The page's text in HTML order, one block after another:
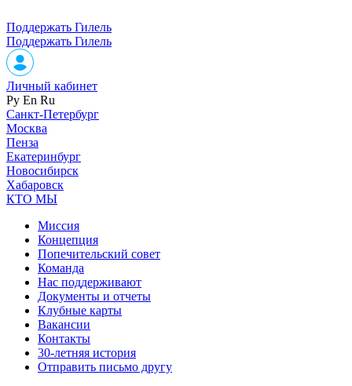
Поддержать Гилель
Поддержать Гилель
Личный кабинет
Ру En Ru
Санкт-Петербург
Москва
Пенза
Екатеринбург
Новосибирск
Хабаровск
КТО МЫ
Миссия
Концепция
Попечительский совет
Команда
Нас поддерживают
Документы и отчеты
Клубные карты
Вакансии
Контакты
30-летняя история
Отправить письмо другу